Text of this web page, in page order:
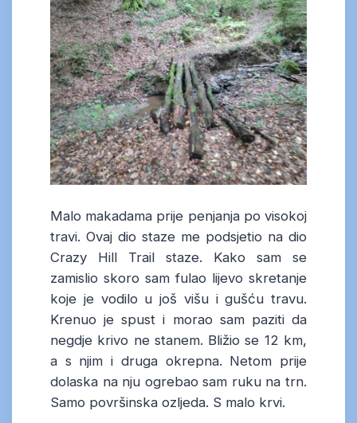
Malo makadama prije penjanja po visokoj
travi. Ovaj dio staze me podsjetio na dio
Crazy Hill Trail staze. Kako sam se
zamislio skoro sam fulao lijevo skretanje
koje je vodilo u još višu i gušću travu.
Krenuo je spust i morao sam paziti da
negdje krivo ne stanem. Bližio se 12 km,
a s njim i druga okrepna. Netom prije
dolaska na nju ogrebao sam ruku na trn.
Samo površinska ozljeda. S malo krvi.